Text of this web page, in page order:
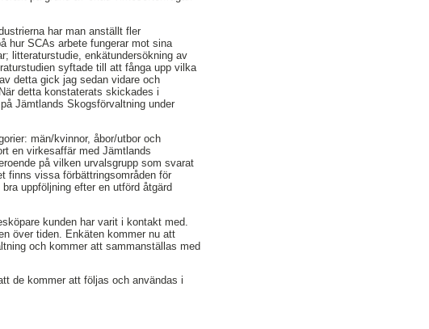
har man anställt fler
hur SCAs arbete fungerar mot sina
litteraturstudie, enkätundersökning av
syftade till att fånga upp vilka
detta gick jag sedan vidare och
detta konstaterats skickades i
Jämtlands Skogsförvaltning under
män/kvinnor, åbor/utbor och
en virkesaffär med Jämtlands
på vilken urvalsgrupp som svarat
finns vissa förbättringsområden för
uppföljning efter en utförd åtgärd
kunden har varit i kontakt med.
över tiden. Enkäten kommer nu att
och kommer att sammanställas med
de kommer att följas och användas i